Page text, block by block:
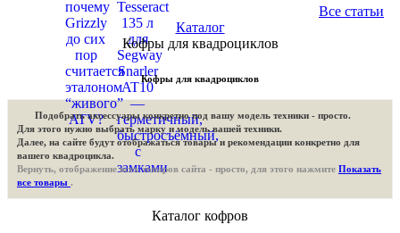
Все статьи
Каталог
Кофры для квадроциклов
Кофры для квадроциклов
Подобрать аксессуары конкретно под вашу модель техники - просто.
Для этого нужно выбрать марку и модель вашей техники.
Далее, на сайте будут отображаться товары и рекомендации конкретно для
вашего квадроцикла.
Вернуть, отображение всех товаров сайта - просто, для этого нажмите Показать
все товары .
Каталог кофров